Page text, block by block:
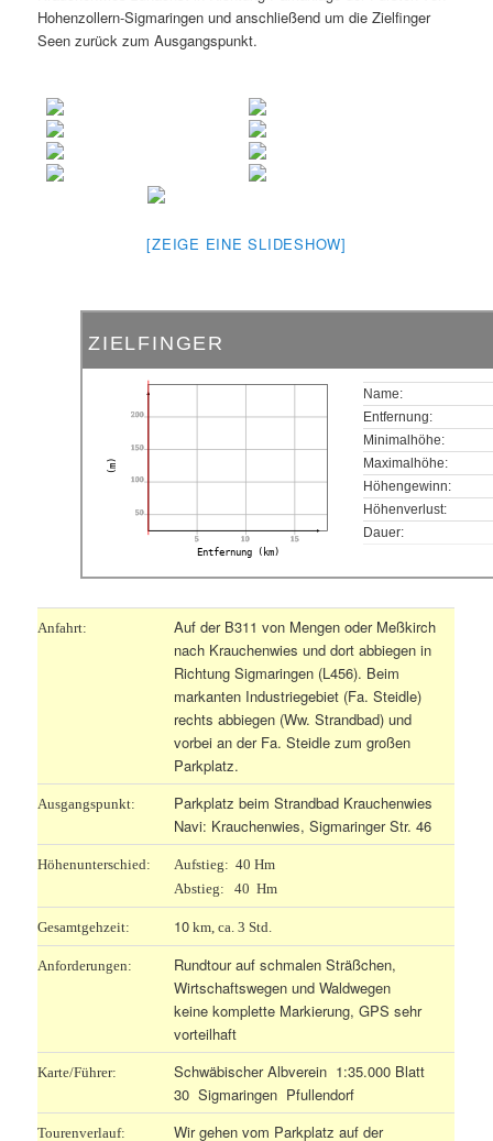
Hohenzollern-Sigmaringen und anschließend um die Zielfinger
Seen zurück zum Ausgangspunkt.
[ZEIGE EINE SLIDESHOW]
ZIELFINGER
50
100
150
200
5 10 15
Entfernung (km)
(m)
Name:
Entfernung:
Minimalhöhe:
Maximalhöhe:
Höhengewinn:
Höhenverlust:
Dauer:
Anfahrt:
Auf der B311 von Mengen oder Meßkirch
nach Krauchenwies und dort abbiegen in
Richtung Sigmaringen (L456). Beim
markanten Industriegebiet (Fa. Steidle)
rechts abbiegen (Ww. Strandbad) und
vorbei an der Fa. Steidle zum großen
Parkplatz.
Ausgangspunkt:
Parkplatz beim Strandbad Krauchenwies
Navi: Krauchenwies, Sigmaringer Str. 46
Höhenunterschied:
Aufstieg: 40 Hm
Abstieg: 40 Hm
Gesamtgehzeit: 10 km, ca. 3 Std.
Anforderungen:
Rundtour auf schmalen Sträßchen,
Wirtschaftswegen und Waldwegen
keine komplette Markierung, GPS sehr
vorteilhaft
Karte/Führer:
Schwäbischer Albverein 1:35.000 Blatt
30 Sigmaringen Pfullendorf
Tourenverlauf:
Wir gehen vom Parkplatz auf der